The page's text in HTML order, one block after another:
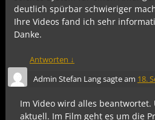
deutlich spürbar schwieriger
Ihre Videos fand ich sehr
Danke.
Antworten ↓
Admin Stefan Langsagte am 18.
Im Video wird alles beantwortet.
aktuell. Im Film geht es um die